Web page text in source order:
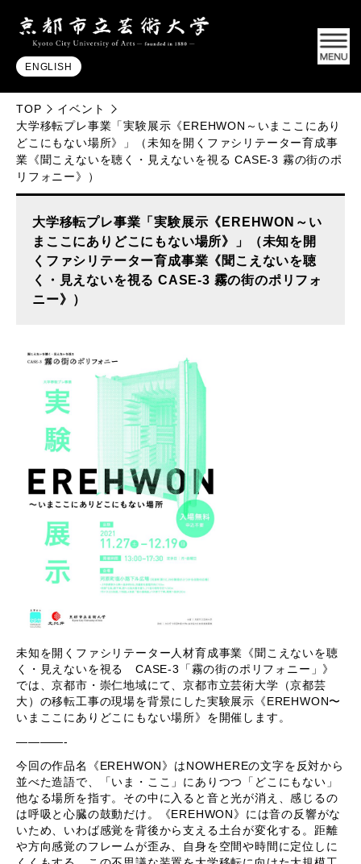
ENGLISH
TOP
イベント
大学移転プレ事業「実験展示《EREHWON～いまここにあり
どこにもない場所》」（未知を開くファシリテーター育成事
業《聞こえないを聴く・見えないを視る CASE-3 霧の街のポ
リフォニー》）
大学移転プレ事業「実験展示《EREHWON～い
まここにありどこにもない場所》」（未知を開
くファシリテーター育成事業《聞こえないを聴
く・見えないを視る CASE-3 霧の街のポリフォ
ニー》）
未知を開くファシリテーター人材育成事業《聞こえないを聴
く・見えないを視る CASE-3「霧の街のポリフォニー」》
では、京都市・崇仁地域にて、京都市立芸術大学（京都芸
大）の移転工事の現場を背景にした実験展示《EREHWON〜
いまここにありどこにもない場所》を開催します。
————-
今回の作品名《EREHWON》はNOWHEREの文字を反対から
並べた造語で、「いま・ここ」にありつつ「どこにもない」
他なる場所を指す。その中に入ると音と光が消え、感じるの
は呼吸と心臓の鼓動だけ。《EREHWON》には音の反響がな
いため、いわば感覚を背後から支える土台が変化する。距離
や方向感覚のフレームが歪み、自身を空間や時間に定位しに